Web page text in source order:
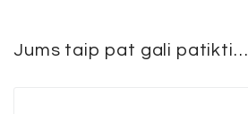
Jums taip pat gali patikti…